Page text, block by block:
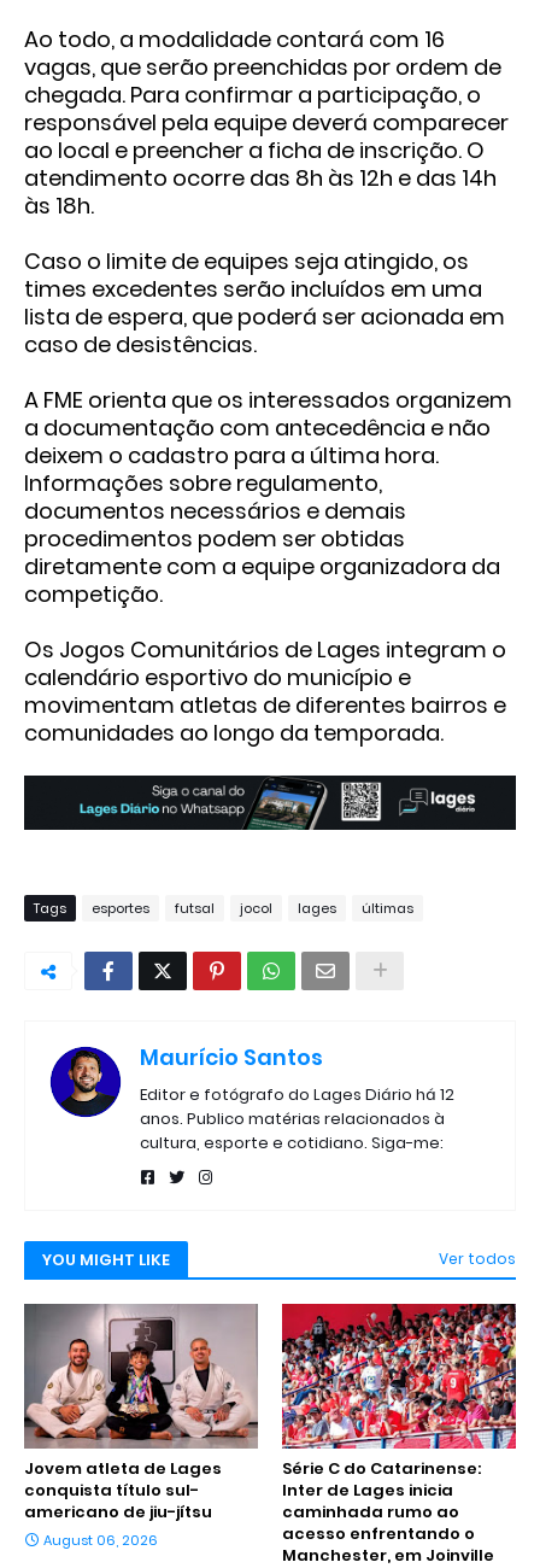
Ao todo, a modalidade contará com 16
vagas, que serão preenchidas por ordem de
chegada. Para confirmar a participação, o
responsável pela equipe deverá comparecer
ao local e preencher a ficha de inscrição. O
atendimento ocorre das 8h às 12h e das 14h
às 18h.
Caso o limite de equipes seja atingido, os
times excedentes serão incluídos em uma
lista de espera, que poderá ser acionada em
caso de desistências.
A FME orienta que os interessados organizem
a documentação com antecedência e não
deixem o cadastro para a última hora.
Informações sobre regulamento,
documentos necessários e demais
procedimentos podem ser obtidas
diretamente com a equipe organizadora da
competição.
Os Jogos Comunitários de Lages integram o
calendário esportivo do município e
movimentam atletas de diferentes bairros e
comunidades ao longo da temporada.
Tags esportes futsal jocol lages últimas
Maurício Santos
Editor e fotógrafo do Lages Diário há 12
anos. Publico matérias relacionados à
cultura, esporte e cotidiano. Siga-me:
YOU MIGHT LIKE Ver todos
Jovem atleta de Lages
conquista título sul-
americano de jiu-jítsu
August 06, 2026
Série C do Catarinense:
Inter de Lages inicia
caminhada rumo ao
acesso enfrentando o
Manchester, em Joinville